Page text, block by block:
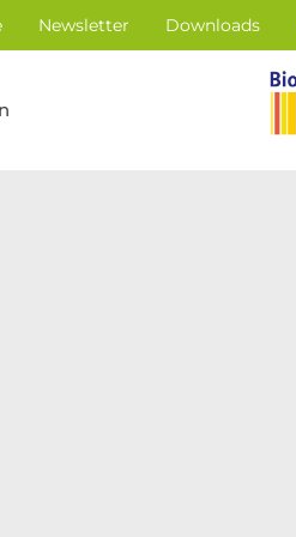
Newsletter Downloads